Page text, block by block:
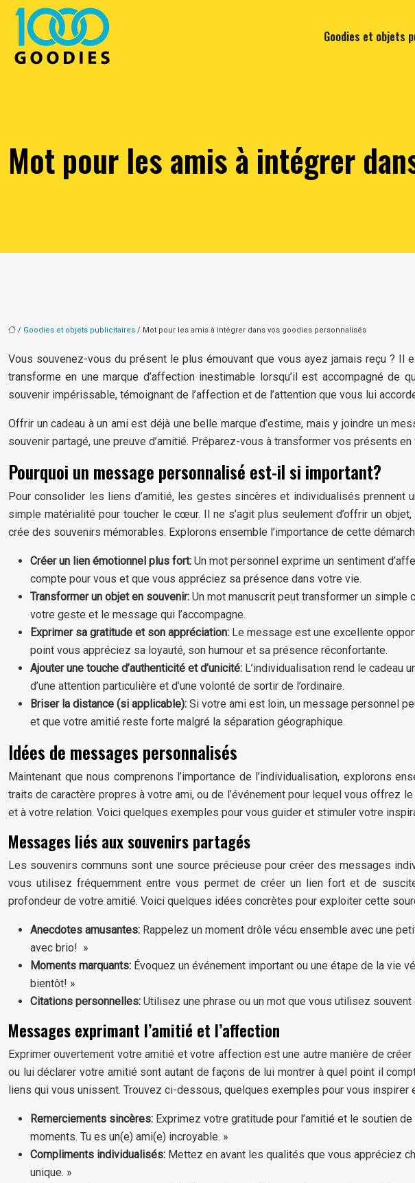
Goodies et objets
Mot pour les amis à intégrer
/ Goodies et objets publicitaires / Mot pour les amis à intégrer dans vos goodies personnalisés
Vous souvenez-vous du présent le plus émouvant que vous ayez jamais reçu ?
transforme en une marque d’affection inestimable lorsqu’il est accompagné
souvenir impérissable, témoignant de l’affection et de l’attention que vous lui
Offrir un cadeau à un ami est déjà une belle marque d’estime, mais y joindre un
souvenir partagé, une preuve d’amitié. Préparez-vous à transformer vos présents
Pourquoi un message personnalisé est-il si important?
Pour consolider les liens d’amitié, les gestes sincères et individualisés prennent
simple matérialité pour toucher le cœur. Il ne s’agit plus seulement d’offrir un
crée des souvenirs mémorables. Explorons ensemble l’importance de cette
Créer un lien émotionnel plus fort: Un mot personnel exprime un sentiment
compte pour vous et que vous appréciez sa présence dans votre vie.
Transformer un objet en souvenir: Un mot manuscrit peut transformer un simple
votre geste et le message qui l’accompagne.
Exprimer sa gratitude et son appréciation: Le message est une excellente
point vous appréciez sa loyauté, son humour et sa présence réconfortante.
Ajouter une touche d’authenticité et d’unicité: L’individualisation rend le cadeau
d’une attention particulière et d’une volonté de sortir de l’ordinaire.
Briser la distance (si applicable): Si votre ami est loin, un message personnel
et que votre amitié reste forte malgré la séparation géographique.
Idées de messages personnalisés
Maintenant que nous comprenons l’importance de l’individualisation, explorons
traits de caractère propres à votre ami, ou de l’événement pour lequel vous offrez
et à votre relation. Voici quelques exemples pour vous guider et stimuler votre
Messages liés aux souvenirs partagés
Les souvenirs communs sont une source précieuse pour créer des messages
vous utilisez fréquemment entre vous permet de créer un lien fort et de
profondeur de votre amitié. Voici quelques idées concrètes pour exploiter cette
Anecdotes amusantes: Rappelez un moment drôle vécu ensemble avec une
avec brio! »
Moments marquants: Évoquez un événement important ou une étape de la vie
bientôt! »
Citations personnelles: Utilisez une phrase ou un mot que vous utilisez souvent
Messages exprimant l’amitié et l’affection
Exprimer ouvertement votre amitié et votre affection est une autre manière de
ou lui déclarer votre amitié sont autant de façons de lui montrer à quel point il
liens qui vous unissent. Trouvez ci-dessous, quelques exemples pour vous
Remerciements sincères: Exprimez votre gratitude pour l’amitié et le soutien
moments. Tu es un(e) ami(e) incroyable. »
Compliments individualisés: Mettez en avant les qualités que vous appréciez
unique. »